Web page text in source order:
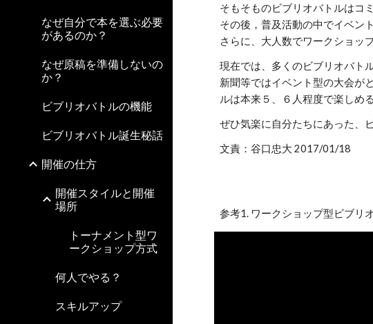
なぜ自分で本を選ぶ必要
があるのか？
なぜ原稿を準備しないの
か？
ビブリオバトルの機能
ビブリオバトル誕生秘話
開催の仕方
開催スタイルと開催
場所
トーナメント型ワ
ークショップ方式
何人でやる？
スキルアップ
そもそものビブリオバトルはコ
その後，普及活動の中でイベン
さらに、大人数でワークショッ
現在では、多くのビブリオバト
新聞等ではイベント型の大会が
ルは本来５、６人程度で楽しめ
ぜひ気楽に自分たちにあった、
文責：谷口忠大 2017/01/18
参考1. ワークショップ型ビブリ